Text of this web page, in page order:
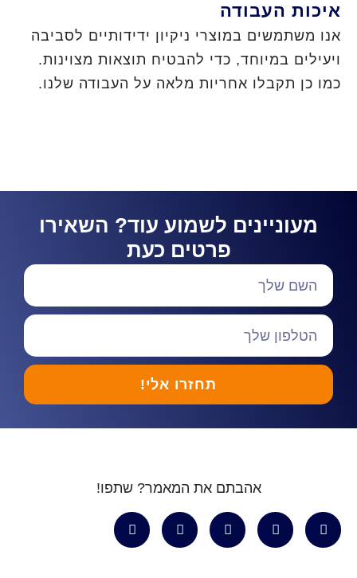
איכות העבודה
אנו משתמשים במוצרי ניקיון ידידותיים לסביבה
ויעילים במיוחד, כדי להבטיח תוצאות מצוינות.
כמו כן תקבלו אחריות מלאה על העבודה שלנו.
מעוניינים לשמוע עוד? השאירו
פרטים כעת
תחזרו אלי!
אהבתם את המאמר? שתפו!